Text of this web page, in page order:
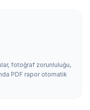
fotoğraf zorunluluğu,
PDF rapor otomatik